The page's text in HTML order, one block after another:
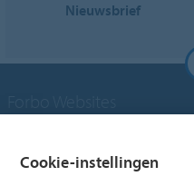
Nieuwsbrief
Cookie-instellingen